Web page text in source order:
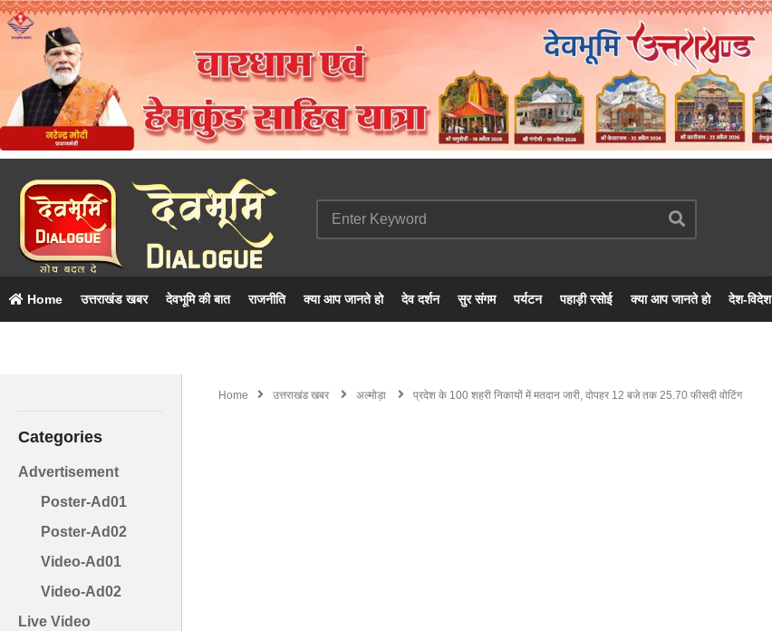
Home उत्तराखंड खबर देवभूमि की बात राजनीति क्या आप जानते हो देव दर्शन सुर संगम पर्यटन पहाड़ी रसोई क्या आप जानते हो देश-विदेश
Categories
Advertisement
Poster-Ad01
Poster-Ad02
Video-Ad01
Video-Ad02
Live Video
Home उत्तराखंड खबर अल्मोड़ा प्रदेश के 100 शहरी निकायों में मतदान जारी, दोपहर 12 बजे तक 25.70 फीसदी वोटिंग